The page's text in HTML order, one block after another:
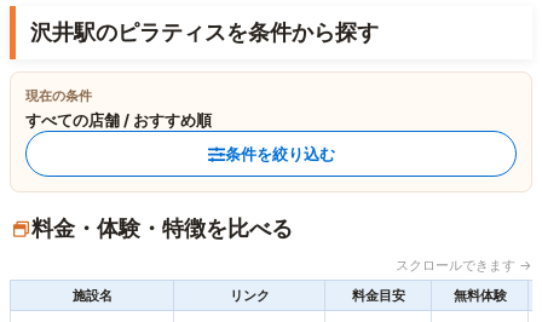
沢井駅のピラティスを条件から探す
現在の条件
すべての店舗 / おすすめ順
条件を絞り込む
料金・体験・特徴を比べる
スクロールできます →
施設名
リンク 料金目安 無料体験